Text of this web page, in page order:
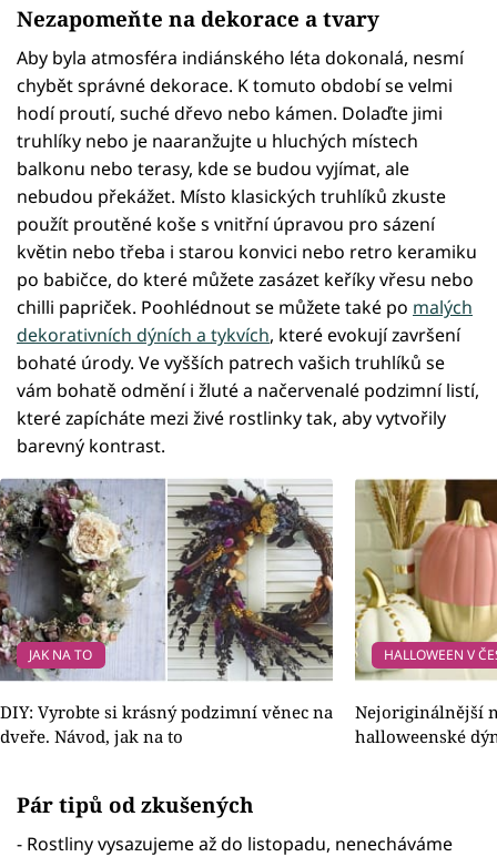
Nezapomeňte na dekorace a tvary
Aby byla atmosféra indiánského léta dokonalá, nesmí
chybět správné dekorace. K tomuto období se velmi
hodí proutí, suché dřevo nebo kámen. Dolaďte jimi
truhlíky nebo je naaranžujte u hluchých místech
balkonu nebo terasy, kde se budou vyjímat, ale
nebudou překážet. Místo klasických truhlíků zkuste
použít proutěné koše s vnitřní úpravou pro sázení
květin nebo třeba i starou konvici nebo retro keramiku
po babičce, do které můžete zasázet keříky vřesu nebo
chilli papriček. Poohlédnout se můžete také po malých
dekorativních dýních a tykvích, které evokují završení
bohaté úrody. Ve vyšších patrech vašich truhlíků se
vám bohatě odmění i žluté a načervenalé podzimní listí,
které zapícháte mezi živé rostlinky tak, aby vytvořily
barevný kontrast.
JAK NA TO
DIY: Vyrobte si krásný podzimní věnec na
dveře. Návod, jak na to
HALLOWEEN V
Nejoriginálnější
halloweenské
Pár tipů od zkušených
- Rostliny vysazujeme až do listopadu, nenecháváme